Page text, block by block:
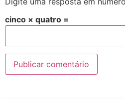
cinco × quatro =